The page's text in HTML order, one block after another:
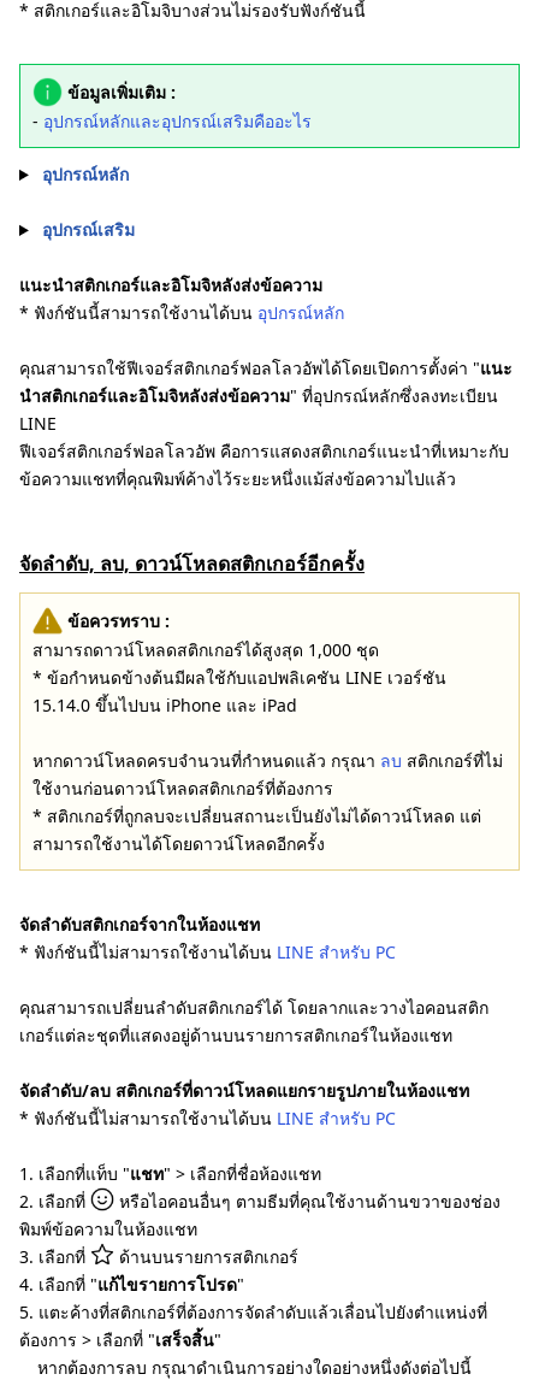
* สติกเกอร์และอิโมจิบางส่วนไม่รองรับฟังก์ชันนี้
ข้อมูลเพิ่มเติม :
- อุปกรณ์หลักและอุปกรณ์เสริมคืออะไร
อุปกรณ์หลัก
อุปกรณ์เสริม
แนะนำสติกเกอร์และอิโมจิหลังส่งข้อความ
* ฟังก์ชันนี้สามารถใช้งานได้บน อุปกรณ์หลัก
คุณสามารถใช้ฟีเจอร์สติกเกอร์ฟอลโลวอัพได้โดยเปิดการตั้งค่า "แนะ
นำสติกเกอร์และอิโมจิหลังส่งข้อความ" ที่อุปกรณ์หลักซึ่งลงทะเบียน
LINE
ฟีเจอร์สติกเกอร์ฟอลโลวอัพ คือการแสดงสติกเกอร์แนะนำที่เหมาะกับ
ข้อความแชทที่คุณพิมพ์ค้างไว้ระยะหนึ่งแม้ส่งข้อความไปแล้ว
จัดลำดับ, ลบ, ดาวน์โหลดสติกเกอร์อีกครั้ง
ข้อควรทราบ :
สามารถดาวน์โหลดสติกเกอร์ได้สูงสุด 1,000 ชุด
* ข้อกำหนดข้างต้นมีผลใช้กับแอปพลิเคชัน LINE เวอร์ชัน
15.14.0 ขึ้นไปบน iPhone และ iPad
หากดาวน์โหลดครบจำนวนที่กำหนดแล้ว กรุณา ลบ สติกเกอร์ที่ไม่
ใช้งานก่อนดาวน์โหลดสติกเกอร์ที่ต้องการ
* สติกเกอร์ที่ถูกลบจะเปลี่ยนสถานะเป็นยังไม่ได้ดาวน์โหลด แต่
สามารถใช้งานได้โดยดาวน์โหลดอีกครั้ง
จัดลำดับสติกเกอร์จากในห้องแชท
* ฟังก์ชันนี้ไม่สามารถใช้งานได้บน LINE สำหรับ PC
คุณสามารถเปลี่ยนลำดับสติกเกอร์ได้ โดยลากและวางไอคอนสติก
เกอร์แต่ละชุดที่แสดงอยู่ด้านบนรายการสติกเกอร์ในห้องแชท
จัดลำดับ/ลบ สติกเกอร์ที่ดาวน์โหลดแยกรายรูปภายในห้องแชท
* ฟังก์ชันนี้ไม่สามารถใช้งานได้บน LINE สำหรับ PC
1. เลือกที่แท็บ "แชท" > เลือกที่ชื่อห้องแชท
2. เลือกที่
หรือไอคอนอื่นๆ ตามธีมที่คุณใช้งานด้านขวาของช่อง
พิมพ์ข้อความในห้องแชท
3. เลือกที่
ด้านบนรายการสติกเกอร์
4. เลือกที่ "แก้ไขรายการโปรด"
5. แตะค้างที่สติกเกอร์ที่ต้องการจัดลำดับแล้วเลื่อนไปยังตำแหน่งที่
ต้องการ > เลือกที่ "เสร็จสิ้น"
หากต้องการลบ กรุณาดำเนินการอย่างใดอย่างหนึ่งดังต่อไปนี้